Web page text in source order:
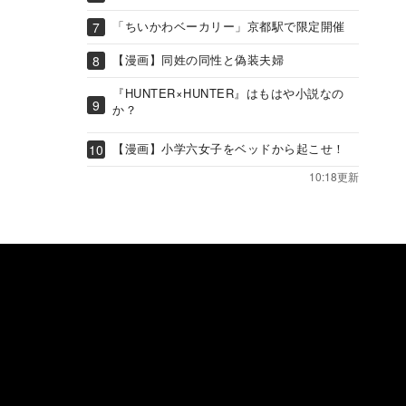
「ちいかわベーカリー」京都駅で限定開催
【漫画】同姓の同性と偽装夫婦
『HUNTER×HUNTER』はもはや小説なの
か？
【漫画】小学六女子をベッドから起こせ！
10:18更新